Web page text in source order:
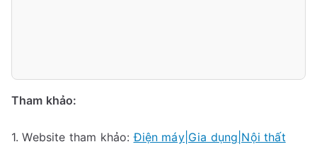
Tham khảo:
1. Website tham khảo:Điện máy|Gia dụng|Nội thất